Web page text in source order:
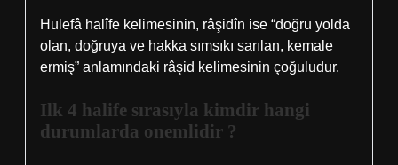
Hulefâ halîfe kelimesinin, râşidîn ise “doğru yolda
olan, doğruya ve hakka sımsıkı sarılan, kemale
ermiş” anlamındaki râşid kelimesinin çoğuludur.
Ilk 4 halife sırasıyla kimdir hangi
durumlarda onemlidir ?